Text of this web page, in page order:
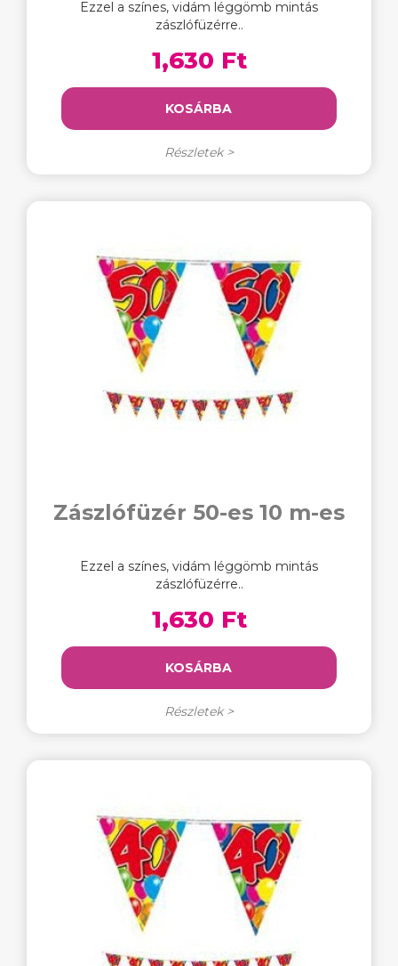
Ezzel a színes, vidám léggömb mintás
zászlófüzérre..
1,630 Ft
KOSÁRBA
Részletek >
Zászlófüzér 50-es 10 m-es
Ezzel a színes, vidám léggömb mintás
zászlófüzérre..
1,630 Ft
KOSÁRBA
Részletek >